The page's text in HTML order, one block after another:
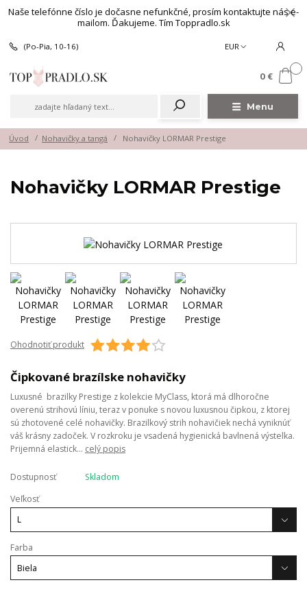
Naše telefónne číslo je dočasne nefunkčné, prosím kontaktujte nás e-
mailom. Ďakujeme. Tím Toppradlo.sk
Menu
EUR
(Po-Pia, 10-16)
0 €
Úvod Nohavičky a tangá Nohavičky LORMAR Prestige
Nohavičky LORMAR Prestige
Ohodnotiť produkt
Čipkované brazílske nohavičky
Luxusné brazilky Prestige z kolekcie MyClass, ktorá má dlhoročne
overenú strihovú líniu, teraz v ponuke s novou luxusnou čipkou, z ktorej
sú zhotovené celé nohavičky. Brazilkový strih nohavičiek nechá vyniknúť
váš krásny zadoček. V rozkroku je vsadená hygienická bavlnená výstelka.
Prijemná elastick... celý popis
Dostupnosť
Skladom
Veľkosť
Farba